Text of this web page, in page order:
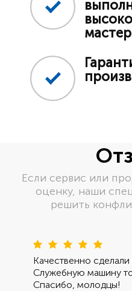
Если сервис или
оценку, наши
решить
Качественно
Служебную машину
Спасибо, молодцы!